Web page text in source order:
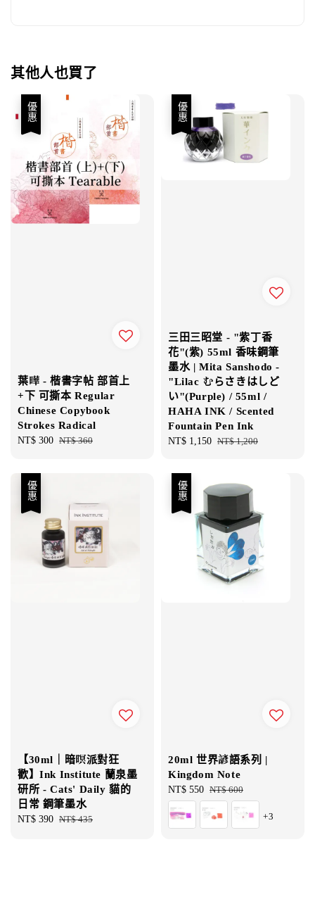
其他人也買了
優惠
葉曄 - 楷書字帖 部首上
+下 可撕本 Regular
Chinese Copybook
Strokes Radical
Sale
NT$ 300 Regular
NT$ 360
優惠
三田三昭堂 - "紫丁香
花"(紫) 55ml 香味鋼筆
墨水 | Mita Sanshodo -
"Lilac むらさきはしど
い"(Purple) / 55ml /
HAHA INK / Scented
Fountain Pen Ink
Sale
NT$ 1,150 Regular
NT$ 1,200
優惠
【30ml｜暗暝派對狂
歡】Ink Institute 蘭泉墨
研所 - Cats' Daily 貓的
日常 鋼筆墨水
Sale
NT$ 390 Regular
NT$ 435
優惠
20ml 世界諺語系列 |
Kingdom Note
Sale
price
NT$ 550 Regular
price
NT$ 600
+3